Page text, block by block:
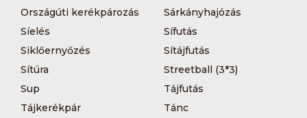
Országúti kerékpározás
Sárkányhajózás
Síelés
Sífutás
Siklőernyőzés
Sítájfutás
Sítúra
Streetball (3*3)
Sup
Tájfutás
Tájkerékpár
Tánc